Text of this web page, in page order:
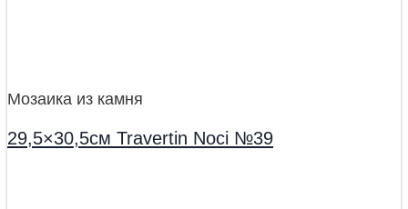
Мозаика из камня
29,5×30,5см Travertin Noci №39